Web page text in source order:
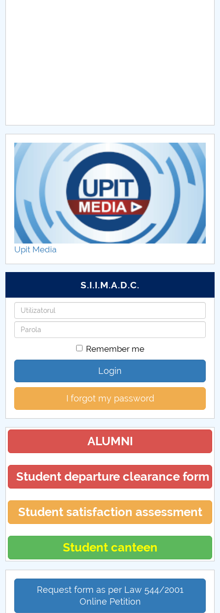
CAR2026
MENIU CANTINA
Trabant
Dacia 1300
Daxia Duster - birou mobil
Renault Alpine A110S
Dacia Duster Pick-up
Ford EcoSport
Upit Media
S.I.I.M.A.D.C.
Username
Password
Remember me
Login
I forgot my password
ALUMNI
Student departure clearance form
Student satisfaction assessment
Student canteen
Request form as per Law 544/2001
Online Petition